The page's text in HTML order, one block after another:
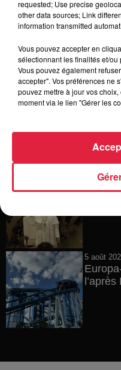
6 août
Tags
6 août
Au zoo
6 août
Les
5 août
requested; Use precise
other data sources; Link
information transmitted
Vous pouvez accepter en
sélectionnant les finalités et/
Vous pouvez également
accepter". Vos préférences ne
pouvez mettre à jour vos
moment via le lien "Gérer les